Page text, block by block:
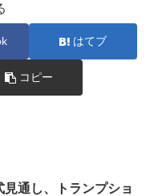
はてブ
コピー
見通し、トランプショ